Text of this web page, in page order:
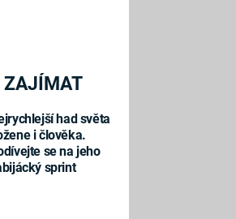
ZAJÍMAT
had světa
i člověka.
se na jeho
sprint